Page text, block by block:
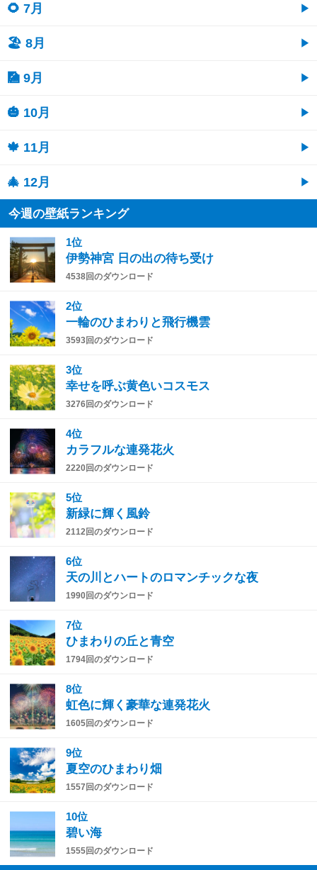
🌻 7月
🏖 8月
🎑 9月
🎃 10月
🍁 11月
🎄 12月
今週の壁紙ランキング
1位
伊勢神宮 日の出の待ち受け
4538回のダウンロード
2位
一輪のひまわりと飛行機雲
3593回のダウンロード
3位
幸せを呼ぶ黄色いコスモス
3276回のダウンロード
4位
カラフルな連発花火
2220回のダウンロード
5位
新緑に輝く風鈴
2112回のダウンロード
6位
天の川とハートのロマンチックな夜
1990回のダウンロード
7位
ひまわりの丘と青空
1794回のダウンロード
8位
虹色に輝く豪華な連発花火
1605回のダウンロード
9位
夏空のひまわり畑
1557回のダウンロード
10位
碧い海
1555回のダウンロード